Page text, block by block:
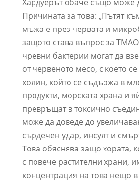
Хардуерът обаче също може
Причината за това: „Пътят
мъжа е през червата и
защото става въпрос за
чревни бактерии могат да
от червеното месо, с което
холин, който се съдържа в
продукти, морската храна и
превръщат в токсично
може да доведе до
сърдечен удар, инсулт и
Това обяснява защо хората,
с повече растителни храни,
концентрация на това нещо